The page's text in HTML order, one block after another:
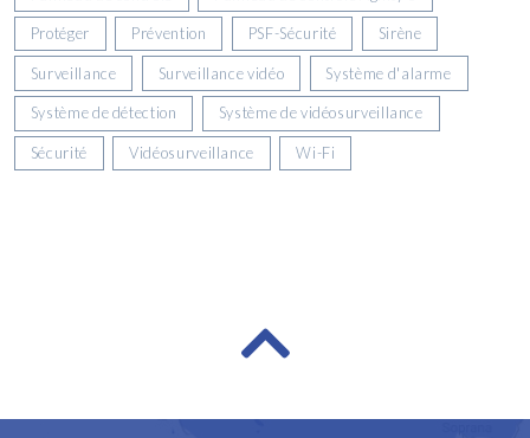
Protéger Prévention PSF-Sécurité Sirène
Surveillance Surveillance vidéo Système d'alarme
Système de détection Système de vidéosurveillance
Sécurité Vidéosurveillance Wi-Fi